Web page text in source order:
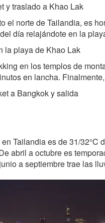
y traslado a Khao Lak
el norte de Tailandia, es
día relajándote en la
la playa de Khao Lak
en los templos de
en lancha.
a Bangkok y salida
Tailandia es de 31/
abril a octubre es
a septiembre trae las